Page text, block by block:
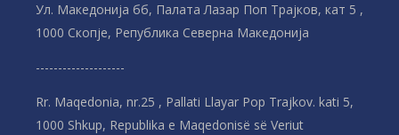
Ул. Македонија бб, Палата Лазар Поп Трајков, кат 5 ,
1000 Скопје, Република Северна Македонијa
--------------------
Rr. Maqedonia, nr.25 , Pallati Llayar Pop Trajkov. kati 5,
1000 Shkup, Republika e Maqedonisë së Veriut